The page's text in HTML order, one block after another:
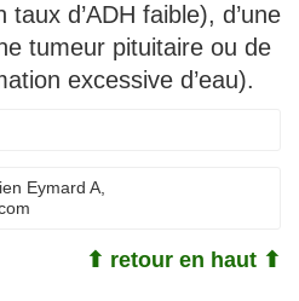
taux d’ADH faible), d’une
tumeur pituitaire ou de
excessive d’eau).
Eymard A,
⬆ retour en haut ⬆